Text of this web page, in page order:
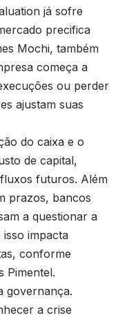
já sofre
precifica
Mochi, também
começa a
ou perder
ajustam suas
do caixa e o
de capital,
futuros. Além
prazos, bancos
a questionar a
impacta
conforme
Pimentel.
governança.
a crise